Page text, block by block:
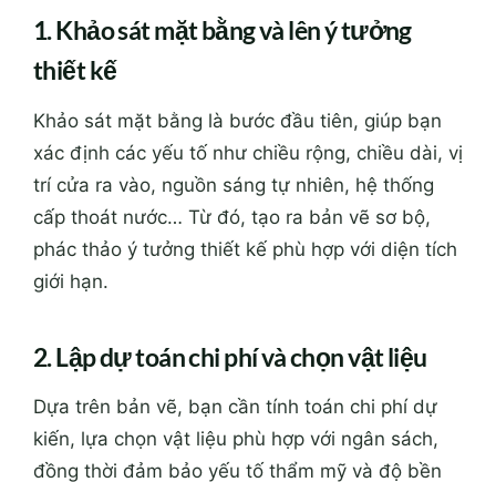
1. Khảo sát mặt bằng và lên ý tưởng
thiết kế
Khảo sát mặt bằng là bước đầu tiên, giúp bạn
xác định các yếu tố như chiều rộng, chiều dài, vị
trí cửa ra vào, nguồn sáng tự nhiên, hệ thống
cấp thoát nước… Từ đó, tạo ra bản vẽ sơ bộ,
phác thảo ý tưởng thiết kế phù hợp với diện tích
giới hạn.
2. Lập dự toán chi phí và chọn vật liệu
Dựa trên bản vẽ, bạn cần tính toán chi phí dự
kiến, lựa chọn vật liệu phù hợp với ngân sách,
đồng thời đảm bảo yếu tố thẩm mỹ và độ bền